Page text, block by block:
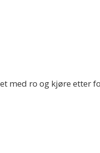
med ro og kjøre etter